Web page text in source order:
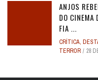
ANJOS
DO CINEMA
FIA ...
CRÍTICA,
TERROR
28